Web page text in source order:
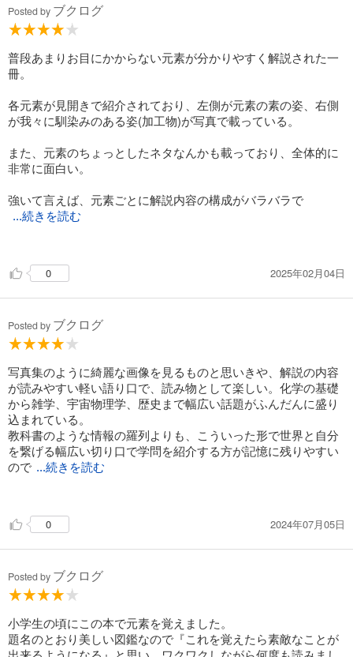
もよし。使いでのある図鑑です。オイラの評価はかなり高いで
す。
明日の胃の検診、バリウム飲むの嫌なんです。気が重い。な
んかもう少し飲みやすい造影剤ってないんですかね。
作品です。
Posted by ブクログ
普段あまりお目にかからない元素が分かりやすく解説された一
冊。
各元素が見開きで紹介されており、左側が元素の素の姿、右側
が我々に馴染みのある姿(加工物)が写真で載っている。
また、元素のちょっとしたネタなんかも載っており、全体的に
非常に面白い。
強いて言えば、元素ごとに解説内容の構成がバラバラで
...続きを読む
して貰えてると尚良かった。
0 2025年02月04日
Posted by ブクログ
写真集のように綺麗な画像を見るものと思いきや、解説の内容
が読みやすい軽い語り口で、読み物として楽しい。化学の基礎
から雑学、宇宙物理学、歴史まで幅広い話題がふんだんに盛り
込まれている。
教科書のような情報の羅列よりも、こういった形で世界と自分
を繋げる幅広い切り口で学問を紹介する方が記憶に残りやすい
ので ...続きを読む
自分が小学校の頃に元素名を全暗記したときはマイトネリウム
までしか存在しなかったが、既に118個まで増えていて面白か
いることだろう。
0 2024年07月05日
Posted by ブクログ
小学生の頃にこの本で元素を覚えました。
題名のとおり美しい図鑑なので『これを覚えたら素敵なことが